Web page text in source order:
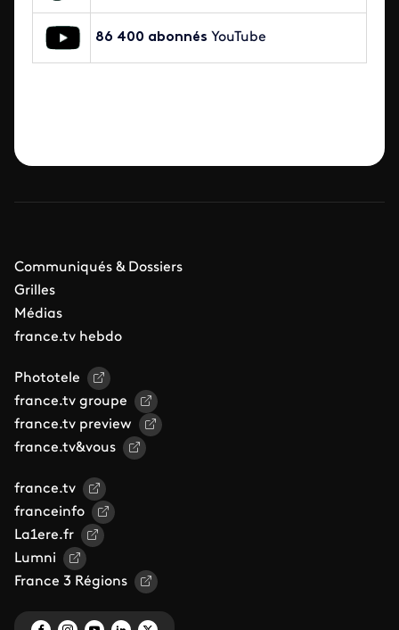
86 400 abonnés YouTube
Communiqués & Dossiers
Grilles
Médias
france.tv hebdo
Phototele
france.tv groupe
france.tv preview
france.tv&vous
france.tv
franceinfo
La1ere.fr
Lumni
France 3 Régions